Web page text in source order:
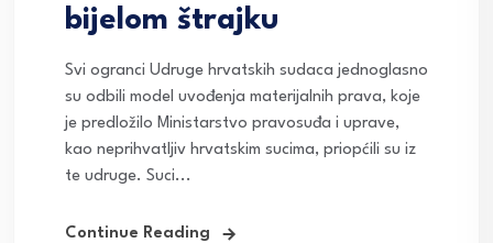
bijelom štrajku
Svi ogranci Udruge hrvatskih sudaca jednoglasno
su odbili model uvođenja materijalnih prava, koje
je predložilo Ministarstvo pravosuđa i uprave,
kao neprihvatljiv hrvatskim sucima, priopćili su iz
te udruge. Suci...
Continue Reading